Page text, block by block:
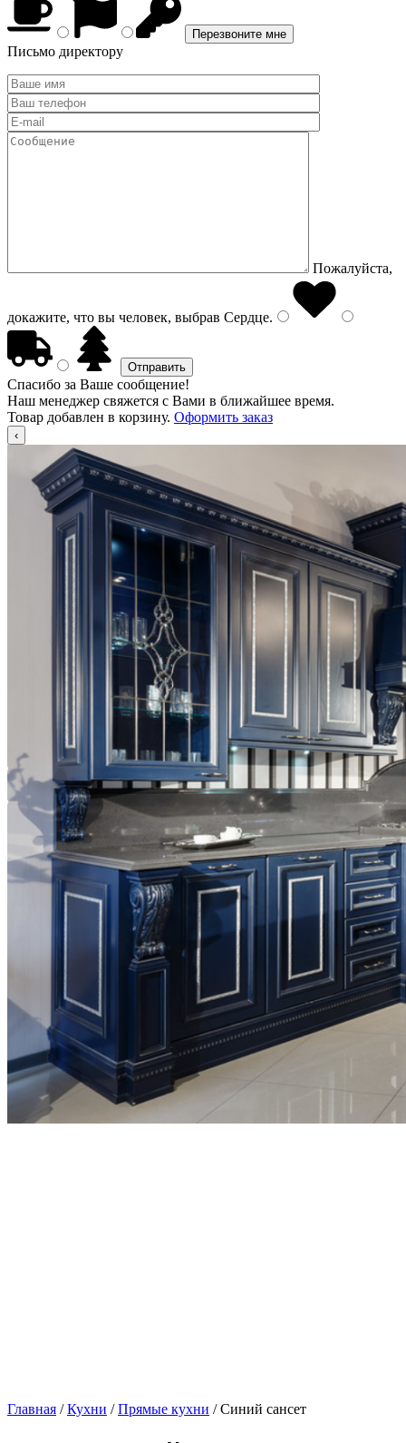
Письмо директору
Пожалуйста,
докажите, что вы человек, выбрав Сердце.
Спасибо за Ваше сообщение!
Наш менеджер свяжется с Вами в ближайшее время.
Товар добавлен в корзину. Оформить заказ
Главная /Кухни /Прямые кухни / Синий сансет